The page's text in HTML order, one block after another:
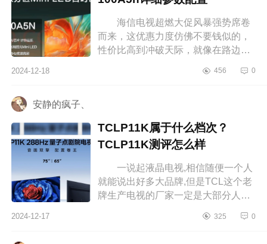
海信电视超燃大促风暴强势席卷
而来，这优惠力度仿佛不要钱似的，
性价比高到冲破天际，就像在路边捡
小编为大家介绍下海信100a5n质量
2024-12-18 456 0
安静的疯子、
TCLP11K属于什么档次？
TCLP11K测评怎么样
一说起液晶电视,相信随便一个人
就能说出好多大品牌,但是TCL这个老
牌生产电视的厂家一定是大部分人心
TCLP11K属于什么档次？TCLP11K
2024-12-17 325 0